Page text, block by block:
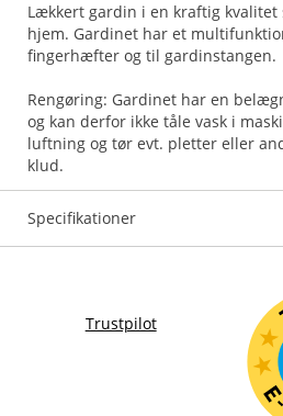
Lækkert gardin i en kraftig kvalitet
hjem. Gardinet har et
fingerhæfter og til gardinstangen.
Rengøring: Gardinet har en
og kan derfor ikke tåle vask i
luftning og tør evt. pletter eller
klud.
Specifikationer
Trustpilot